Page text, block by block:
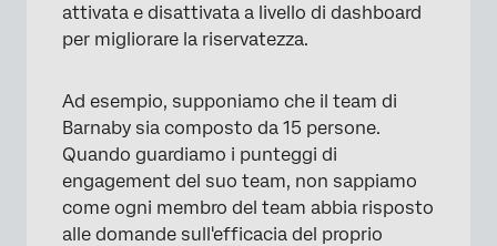
attivata e disattivata a livello di dashboard
per migliorare la riservatezza.
Ad esempio, supponiamo che il team di
Barnaby sia composto da 15 persone.
Quando guardiamo i punteggi di
engagement del suo team, non sappiamo
come ogni membro del team abbia risposto
alle domande sull'efficacia del proprio